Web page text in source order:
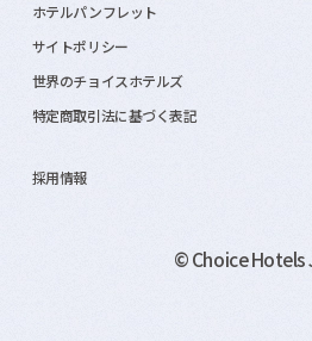
ホテルパンフレット
サイトポリシー
世界のチョイスホテルズ
特定商取引法に基づく表記
採用情報
© Choice Hotels